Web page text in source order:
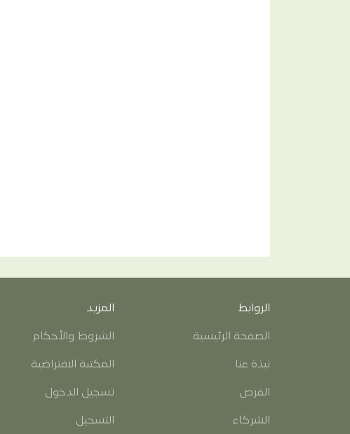
الروابط
الصفحة الرئيسية
نبذة عنا
الفرص
الشركاء
المزيد
الشروط والأحكام
المكتبة الافتراضية
تسجيل الدخول
التسجيل